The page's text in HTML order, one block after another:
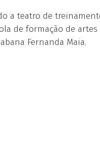
a teatro de
de formação de artes
Fernanda Maia.